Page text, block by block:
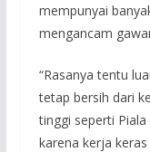
mempunyai
mengancam
“Rasanya tentu
tetap bersih dari
tinggi seperti
karena kerja